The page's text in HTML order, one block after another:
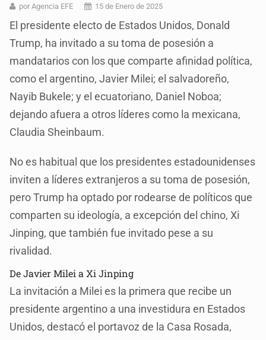
por Agencia EFE 15 de Enero de 2025
El presidente electo de Estados Unidos, Donald
Trump, ha invitado a su toma de posesión a
mandatarios con los que comparte afinidad política,
como el argentino, Javier Milei; el salvadoreño,
Nayib Bukele; y el ecuatoriano, Daniel Noboa;
dejando afuera a otros líderes como la mexicana,
Claudia Sheinbaum.
No es habitual que los presidentes estadounidenses
inviten a líderes extranjeros a su toma de posesión,
pero Trump ha optado por rodearse de políticos que
comparten su ideología, a excepción del chino, Xi
Jinping, que también fue invitado pese a su
rivalidad.
De Javier Milei a Xi Jinping
La invitación a Milei es la primera que recibe un
presidente argentino a una investidura en Estados
Unidos, destacó el portavoz de la Casa Rosada,